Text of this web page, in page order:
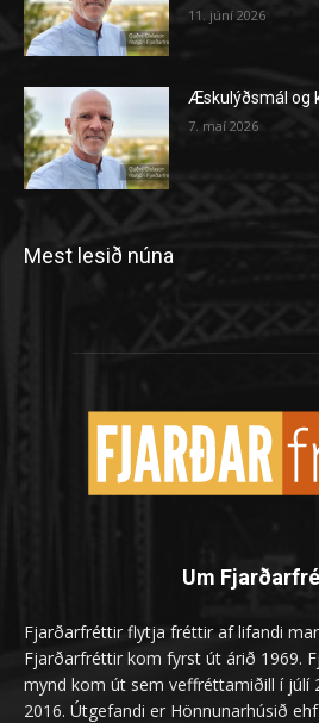
11. júní 2026
Æskulýðsmál og
7. maí 2026
Mest lesið núna
Um
Fjarðarfréttir flytja fréttir af lifandi
Fjarðarfréttir kom fyrst út árið 1969.
mynd kom út sem veffréttamiðill í júlí
2016. Útgefandi er Hönnunarhúsið